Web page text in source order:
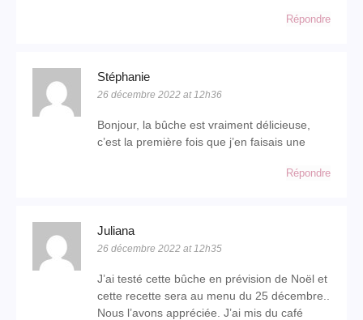
Répondre
Stéphanie
26 décembre 2022 at 12h36
Bonjour, la bûche est vraiment délicieuse,
c’est la première fois que j’en faisais une
Répondre
Juliana
26 décembre 2022 at 12h35
J’ai testé cette bûche en prévision de Noël et
cette recette sera au menu du 25 décembre..
Nous l’avons appréciée. J’ai mis du café